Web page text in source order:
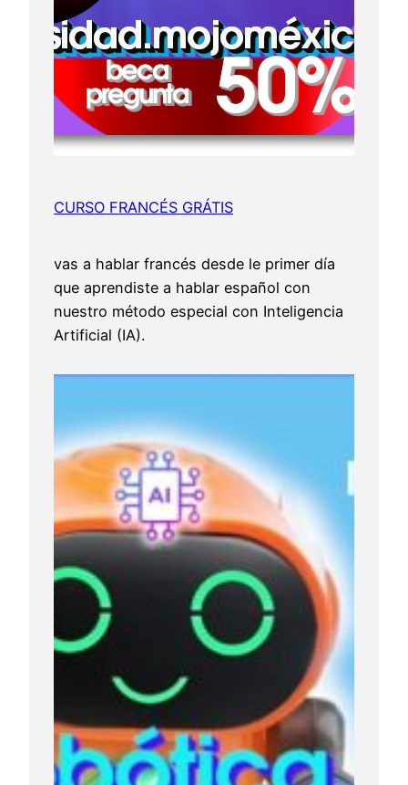
CURSO FRANCÉS GRÁTIS
vas a hablar francés desde le primer día
que aprendiste a hablar español con
nuestro método especial con Inteligencia
Artificial (IA).